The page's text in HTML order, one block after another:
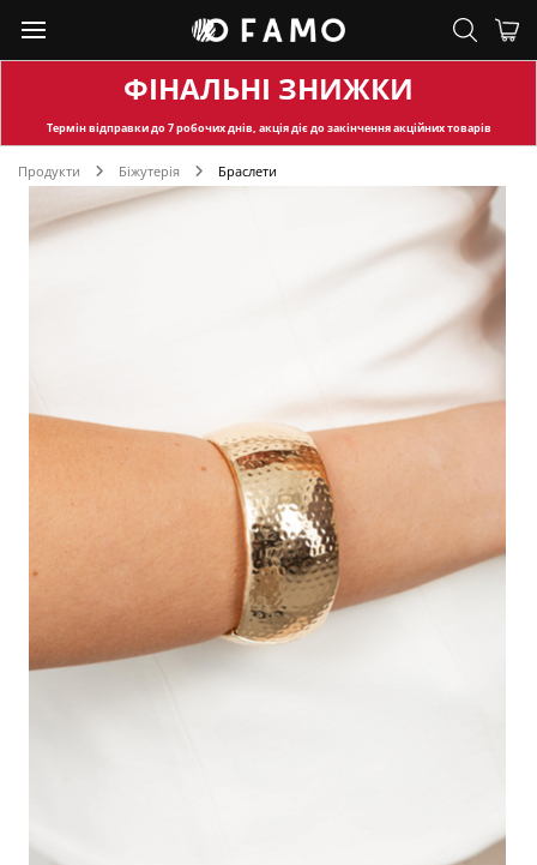
ФІНАЛЬНІ ЗНИЖКИ
Термін відправкидо 7 робочих днів, акція діє до закінчення акційних товарів
Продукти Біжутерія Браслети